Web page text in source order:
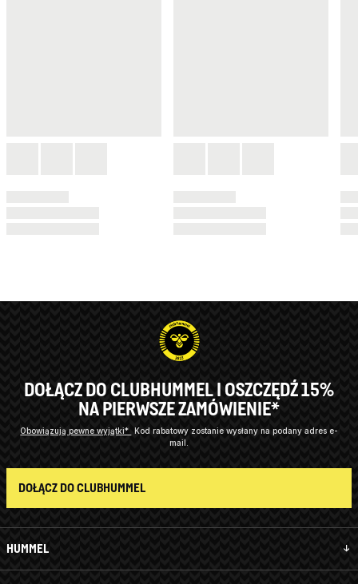
HUMMEL
DOŁĄCZ DO CLUBHUMMEL I OSZCZĘDŹ 15%
NA PIERWSZE ZAMÓWIENIE*
Obowiązują pewne wyjątki* Kod rabatowy zostanie wysłany na podany adres e-
mail.
DOŁĄCZ DO CLUBHUMMEL